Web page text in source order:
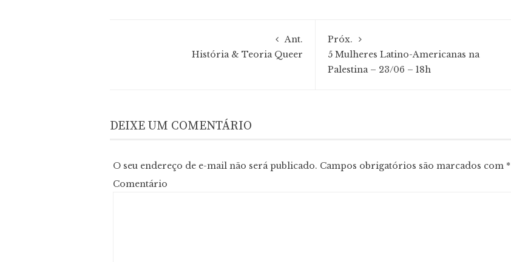
Ant.
História & Teoria Queer
Próx.
5 Mulheres Latino-Americanas na
Palestina – 23/06 – 18h
DEIXE UM COMENTÁRIO
O seu endereço de e-mail não será publicado. Campos obrigatórios são marcados com *
Comentário